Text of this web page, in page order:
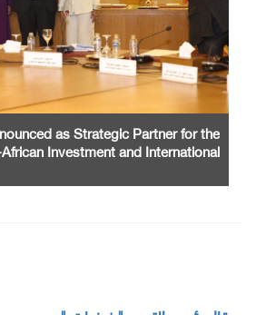
as Strategic Partner for the
Investment and International